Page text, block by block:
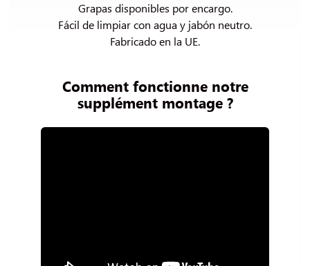
Grapas disponibles por encargo.
Fácil de limpiar con agua y jabón neutro.
Fabricado en la UE.
Comment fonctionne notre
supplément montage ?